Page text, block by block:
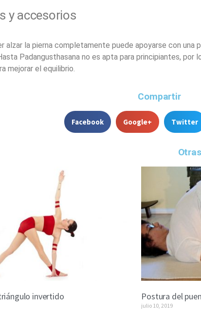
y accesorios
alzar la pierna completamente puede apoyarse con una
Padangusthasana no es apta para principiantes, por
mejorar el equilibrio.
Compartir
Facebook Google+ Twitter
invertido Postura del
julio 10, 2019